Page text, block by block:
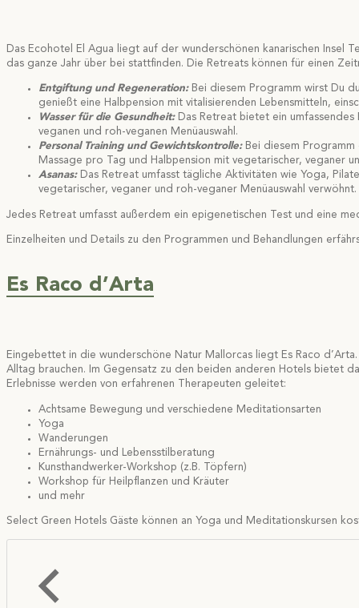
Das Ecohotel El Agua liegt auf der wunderschönen kanarischen Insel
das ganze Jahr über bei stattfinden. Die Retreats können für einen
Entgiftung und Regeneration:Bei diesem Programm wirst Du
genießt eine Halbpension mit vitalisierenden Lebensmitteln,
Wasser für die Gesundheit:Das Retreat bietet ein umfassendes
veganen und roh-veganen Menüauswahl.
Personal Training und Gewichtskontrolle: Bei diesem
Massage pro Tag und Halbpension mit vegetarischer, veganer
Asanas:Das Retreat umfasst tägliche Aktivitäten wie Yoga,
vegetarischer, veganer und roh-veganer Menüauswahl verwöhnt.
Jedes Retreat umfasst außerdem ein epigenetischen Test und eine
Einzelheiten und Details zu den Programmen und Behandlungen
Es Raco d’Arta
Eingebettet in die wunderschöne Natur Mallorcas liegt Es Raco
Alltag brauchen. Im Gegensatz zu den beiden anderen Hotels bietet
Erlebnisse werden von erfahrenen Therapeuten geleitet:
Achtsame Bewegung und verschiedene Meditationsarten
Yoga
Wanderungen
Ernährungs- und Lebensstilberatung
Kunsthandwerker-Workshop (z.B. Töpfern)
Workshop für Heilpflanzen und Kräuter
und mehr
Select Green Hotels Gäste können an Yoga und Meditationskursen